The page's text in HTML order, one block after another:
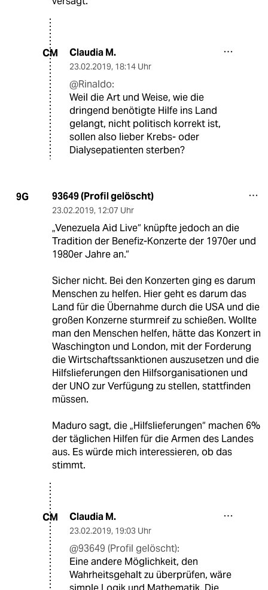
CM Claudia M.
23.02.2019, 18:14 Uhr
@Rinaldo:
Weil die Art und Weise, wie die
dringend benötigte Hilfe ins Land
gelangt, nicht politisch korrekt ist,
sollen also lieber Krebs- oder
Dialysepatienten sterben?
9G 93649 (Profil gelöscht)
23.02.2019, 12:07 Uhr
„Venezuela Aid Live“ knüpfte jedoch an die
Tradition der Benefiz-Konzerte der 1970er und
1980er Jahre an.“
Sicher nicht. Bei den Konzerten ging es darum
Menschen zu helfen. Hier geht es darum das
Land für die Übernahme durch die USA und die
großen Konzerne sturmreif zu schießen. Wollte
man den Menschen helfen, hätte das Konzert in
Waschington und London, mit der Forderung
die Wirtschaftssanktionen auszusetzen und die
Hilfslieferungen den Hilfsorganisationen und
der UNO zur Verfügung zu stellen, stattfinden
müssen.
Maduro sagt, die „Hilfslieferungen“ machen 6%
der täglichen Hilfen für die Armen des Landes
aus. Es würde mich interessieren, ob das
stimmt.
CM Claudia M.
23.02.2019, 19:03 Uhr
@93649 (Profil gelöscht):
Eine andere Möglichkeit, den
Wahrheitsgehalt zu überprüfen, wäre